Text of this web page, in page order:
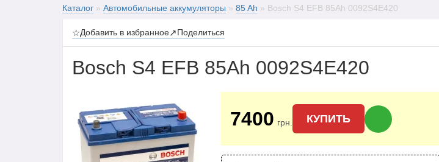
Каталог » Автомобильные аккумуляторы » 85 Ah » Bosch S4 EFB 85Ah 0092S4E420
☆Добавить в избранное↗Поделиться
Bosch S4 EFB 85Ah 0092S4E420
7400 грн. КУПИТЬ